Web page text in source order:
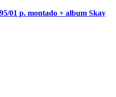
01 p. montado + album Skay